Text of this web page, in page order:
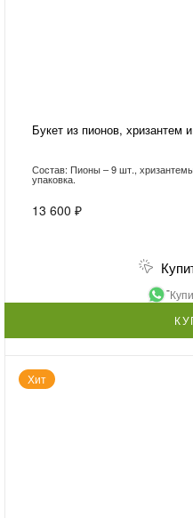
Букет из пионов, хризантем
Состав: Пионы – 9 шт.,
упаковка.
13 600 ₽
-
Хит